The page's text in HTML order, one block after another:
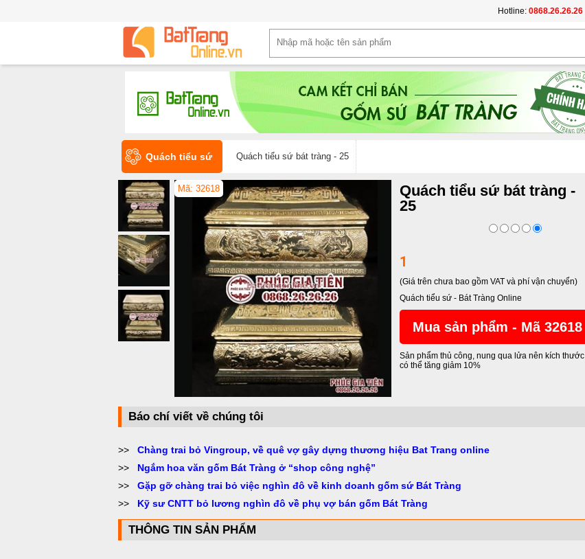
Hotline: 0868.26.26.26
Quách tiểu sứ Quách tiểu sứ bát tràng - 25
Mã: 32618
Quách tiểu sứ bát tràng -
25
1
(Giá trên chưa bao gồm VAT và phí vận chuyển)
Quách tiểu sứ - Bát Tràng Online
Mua sản phẩm - Mã 32618
Sản phẩm thủ công, nung qua lửa nên kích thước
có thể tăng giảm 10%
Báo chí viết về chúng tôi
>> Chàng trai bỏ Vingroup, về quê vợ gây dựng thương hiệu Bat Trang online
>> Ngắm hoa văn gốm Bát Tràng ở “shop công nghệ”
>> Gặp gỡ chàng trai bỏ việc nghìn đô về kinh doanh gốm sứ Bát Tràng
>> Kỹ sư CNTT bỏ lương nghìn đô về phụ vợ bán gốm Bát Tràng
THÔNG TIN SẢN PHẨM